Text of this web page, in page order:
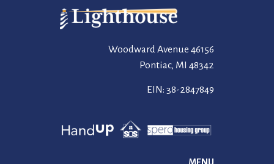
46156 Woodward Avenue
Pontiac, MI 48342
EIN: 38-2847849